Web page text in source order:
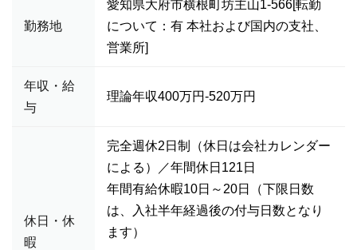
勤務地
愛知県大府市横根町坊主山1-566[転勤
について：有 本社および国内の支社、
営業所]
年収・給
与
理論年収400万円-520万円
休日・休
暇
完全週休2日制（休日は会社カレンダー
による）／年間休日121日
年間有給休暇10日～20日（下限日数
は、入社半年経過後の付与日数となり
ます）